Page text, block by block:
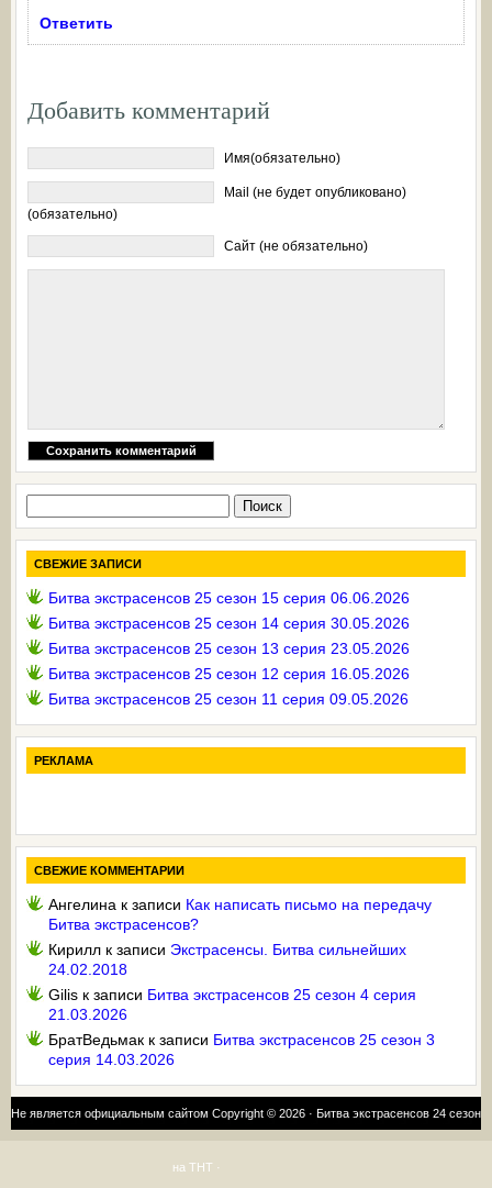
Ответить
Добавить комментарий
Имя(обязательно)
Mail (не будет опубликовано)
(обязательно)
Сайт (не обязательно)
СВЕЖИЕ ЗАПИСИ
Битва экстрасенсов 25 сезон 15 серия 06.06.2026
Битва экстрасенсов 25 сезон 14 серия 30.05.2026
Битва экстрасенсов 25 сезон 13 серия 23.05.2026
Битва экстрасенсов 25 сезон 12 серия 16.05.2026
Битва экстрасенсов 25 сезон 11 серия 09.05.2026
РЕКЛАМА
СВЕЖИЕ КОММЕНТАРИИ
Ангелина к записи Как написать письмо на передачу
Битва экстрасенсов?
Кирилл к записи Экстрасенсы. Битва сильнейших
24.02.2018
Gilis к записи Битва экстрасенсов 25 сезон 4 серия
21.03.2026
БратВедьмак к записи Битва экстрасенсов 25 сезон 3
серия 14.03.2026
Не является официальным сайтом Copyright © 2026 · Битва экстрасенсов 24 сезон
на ТНТ ·